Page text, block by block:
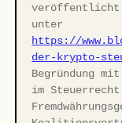
veröffentlicht
unter
https://
der-krypto-
Begründung
im